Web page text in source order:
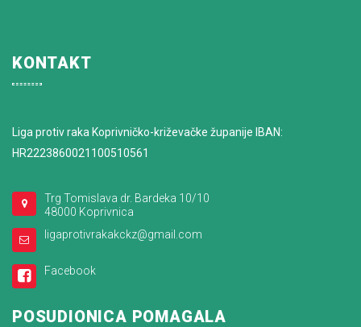
KONTAKT
Liga protiv raka Koprivničko-križevačke županije IBAN:
HR2223860021100510561
Trg Tomislava dr. Bardeka 10/10
48000 Koprivnica
ligaprotivrakakckz@gmail.com
Facebook
POSUDIONICA POMAGALA